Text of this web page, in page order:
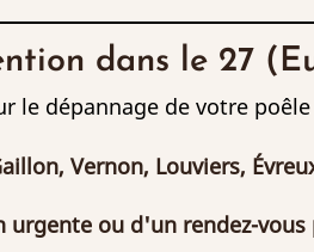
dans le 27
le dépannage de votre
Vernon, Louviers,
ou d'un rendez-vous